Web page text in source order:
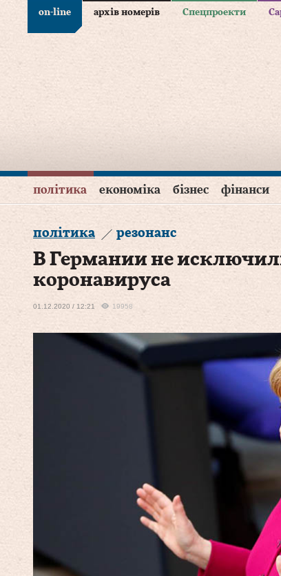
on-line архів номерів Спецпроекти
політика економіка бізнес фінанси
політика резонанс
В Германии не
коронавируса
01.12.2020 / 12:21 19958